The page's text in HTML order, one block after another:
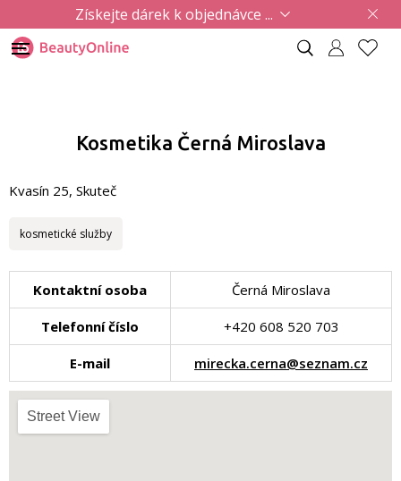
Získejte dárek k objednávce ...
Kosmetika Černá Miroslava
Kvasín 25, Skuteč
kosmetické služby
Kontaktní osoba Černá Miroslava
Telefonní číslo +420 608 520 703
E-mail mirecka.cerna@seznam.cz
Street View